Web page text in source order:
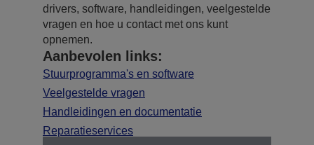
drivers, software, handleidingen, veelgestelde
vragen en hoe u contact met ons kunt
opnemen.
Aanbevolen links:
Stuurprogramma's en software
Veelgestelde vragen
Handleidingen en documentatie
Reparatieservices